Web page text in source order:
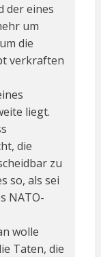
der eines
um
die
verkraften
liegt.
die
zu
so, als sei
NATO-
wolle
Taten, die